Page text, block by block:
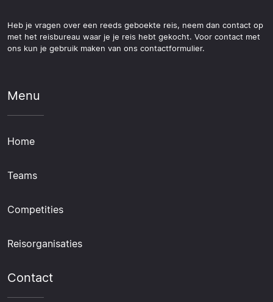
Heb je vragen over een reeds geboekte reis, neem dan contact op
met het reisbureau waar je je reis hebt gekocht. Voor contact met
ons kun je gebruik maken van ons contactformulier.
Menu
Home
Teams
Competities
Reisorganisaties
Contact